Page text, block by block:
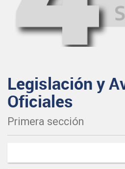
Legislación y
Oficiales
Primera sección